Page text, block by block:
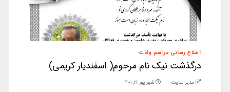
اطلاع رسانی مراسم وفات
درگذشت نیک نام مرحوم( اسفندیار کریمی)
مدیر سایت شهریور ۱۹, ۱۴۰۱